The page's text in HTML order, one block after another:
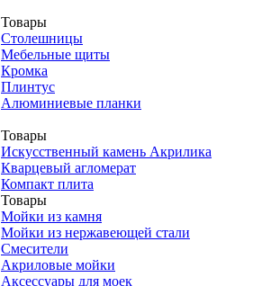
Товары
Столешницы
Мебельные щиты
Кромка
Плинтус
Алюминиевые планки
Товары
Искусственный камень Акрилика
Кварцевый агломерат
Компакт плита
Товары
Мойки из камня
Мойки из нержавеющей стали
Смесители
Акриловые мойки
Аксессуары для моек